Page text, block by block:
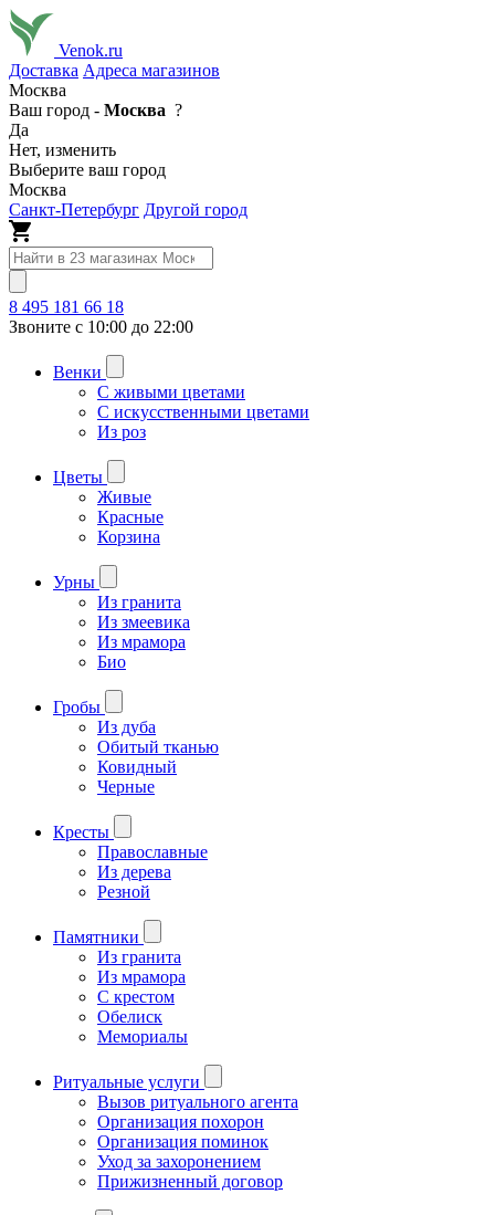
Venok.ru
Доставка Адреса магазинов
Москва
Ваш город - Москва ?
Да
Нет, изменить
Выберите ваш город
Москва
Санкт-Петербург Другой город
8 495 181 66 18
Звоните с 10:00 до 22:00
Венки
С живыми цветами
С искусственными цветами
Из роз
Цветы
Живые
Красные
Корзина
Урны
Из гранита
Из змеевика
Из мрамора
Био
Гробы
Из дуба
Обитый тканью
Ковидный
Черные
Кресты
Православные
Из дерева
Резной
Памятники
Из гранита
Из мрамора
С крестом
Обелиск
Мемориалы
Ритуальные услуги
Вызов ритуального агента
Организация похорон
Организация поминок
Уход за захоронением
Прижизненный договор